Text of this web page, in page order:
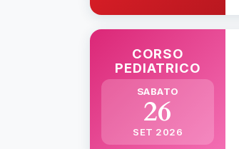
CORSO
PEDIATRICO
SABATO
26
SET 2026